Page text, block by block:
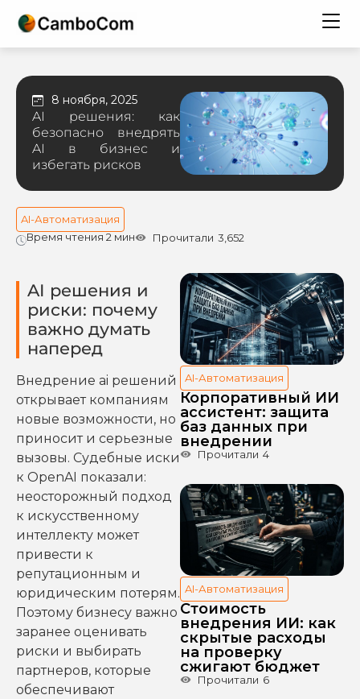
8 ноября, 2025
AI решения: как
безопасно внедрять
AI в бизнес и
избегать рисков
Время чтения 2 мин Прочитали 3,652
AI-Автоматизация
AI решения и
риски: почему
важно думать
наперед
Внедрение ai решений
открывает компаниям
новые возможности, но
приносит и серьезные
вызовы. Судебные иски
к OpenAI показали:
неосторожный подход
к искусственному
интеллекту может
привести к
репутационным и
юридическим потерям.
Поэтому бизнесу важно
заранее оценивать
риски и выбирать
партнеров, которые
обеспечивают
AI-Автоматизация
Корпоративный ИИ
ассистент: защита
баз данных при
внедрении
Прочитали 4
AI-Автоматизация
Стоимость
внедрения ИИ: как
скрытые расходы
на проверку
сжигают бюджет
Прочитали 6